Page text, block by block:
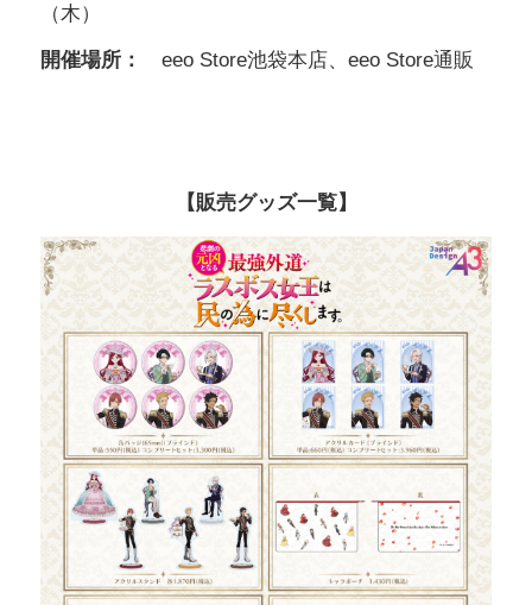
（木）
開催場所： eeo Store池袋本店、eeo Store通販
【販売グッズ一覧】